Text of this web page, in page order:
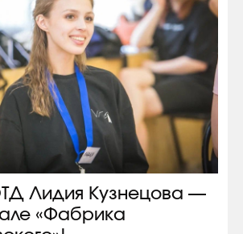
Лидия Кузнецова —
«Фабрика